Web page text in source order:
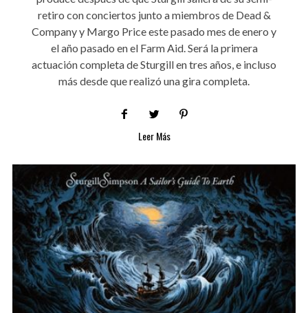
retiro con conciertos junto a miembros de Dead &
Company y Margo Price este pasado mes de enero y
el año pasado en el Farm Aid. Será la primera
actuación completa de Sturgill en tres años, e incluso
más desde que realizó una gira completa.
Leer Más